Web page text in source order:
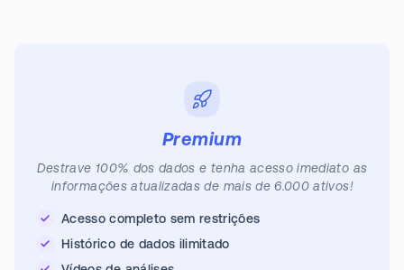
Premium
Destrave 100% dos dados e tenha acesso imediato as
informações atualizadas de mais de 6.000 ativos!
Acesso completo sem restrições
Histórico de dados ilimitado